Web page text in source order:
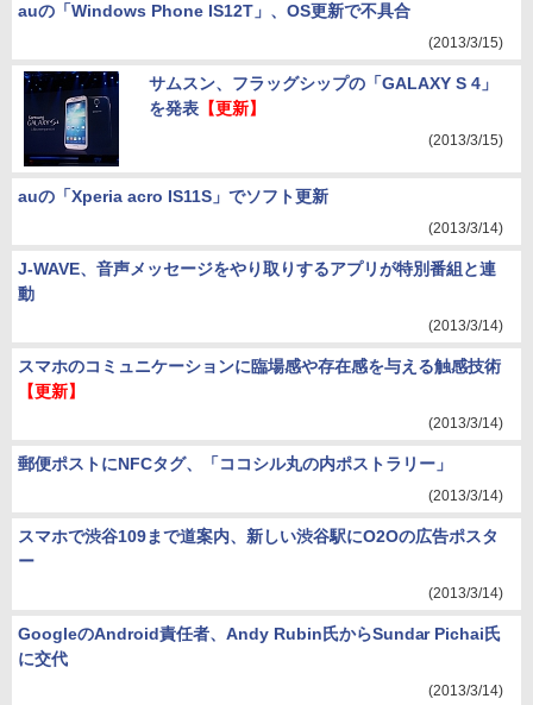
auの「Windows Phone IS12T」、OS更新で不具合
(2013/3/15)
サムスン、フラッグシップの「GALAXY S 4」
を発表【更新】
(2013/3/15)
auの「Xperia acro IS11S」でソフト更新
(2013/3/14)
J-WAVE、音声メッセージをやり取りするアプリが特別番組と連
動
(2013/3/14)
スマホのコミュニケーションに臨場感や存在感を与える触感技術
【更新】
(2013/3/14)
郵便ポストにNFCタグ、「ココシル丸の内ポストラリー」
(2013/3/14)
スマホで渋谷109まで道案内、新しい渋谷駅にO2Oの広告ポスタ
ー
(2013/3/14)
GoogleのAndroid責任者、Andy Rubin氏からSundar Pichai氏
に交代
(2013/3/14)